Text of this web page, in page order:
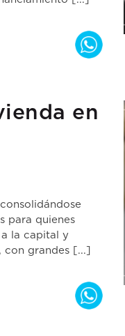
en
para quienes
la capital y
grandes [...]